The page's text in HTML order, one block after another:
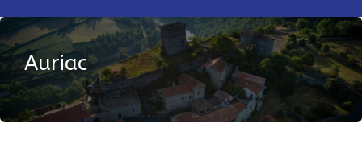
Auriac